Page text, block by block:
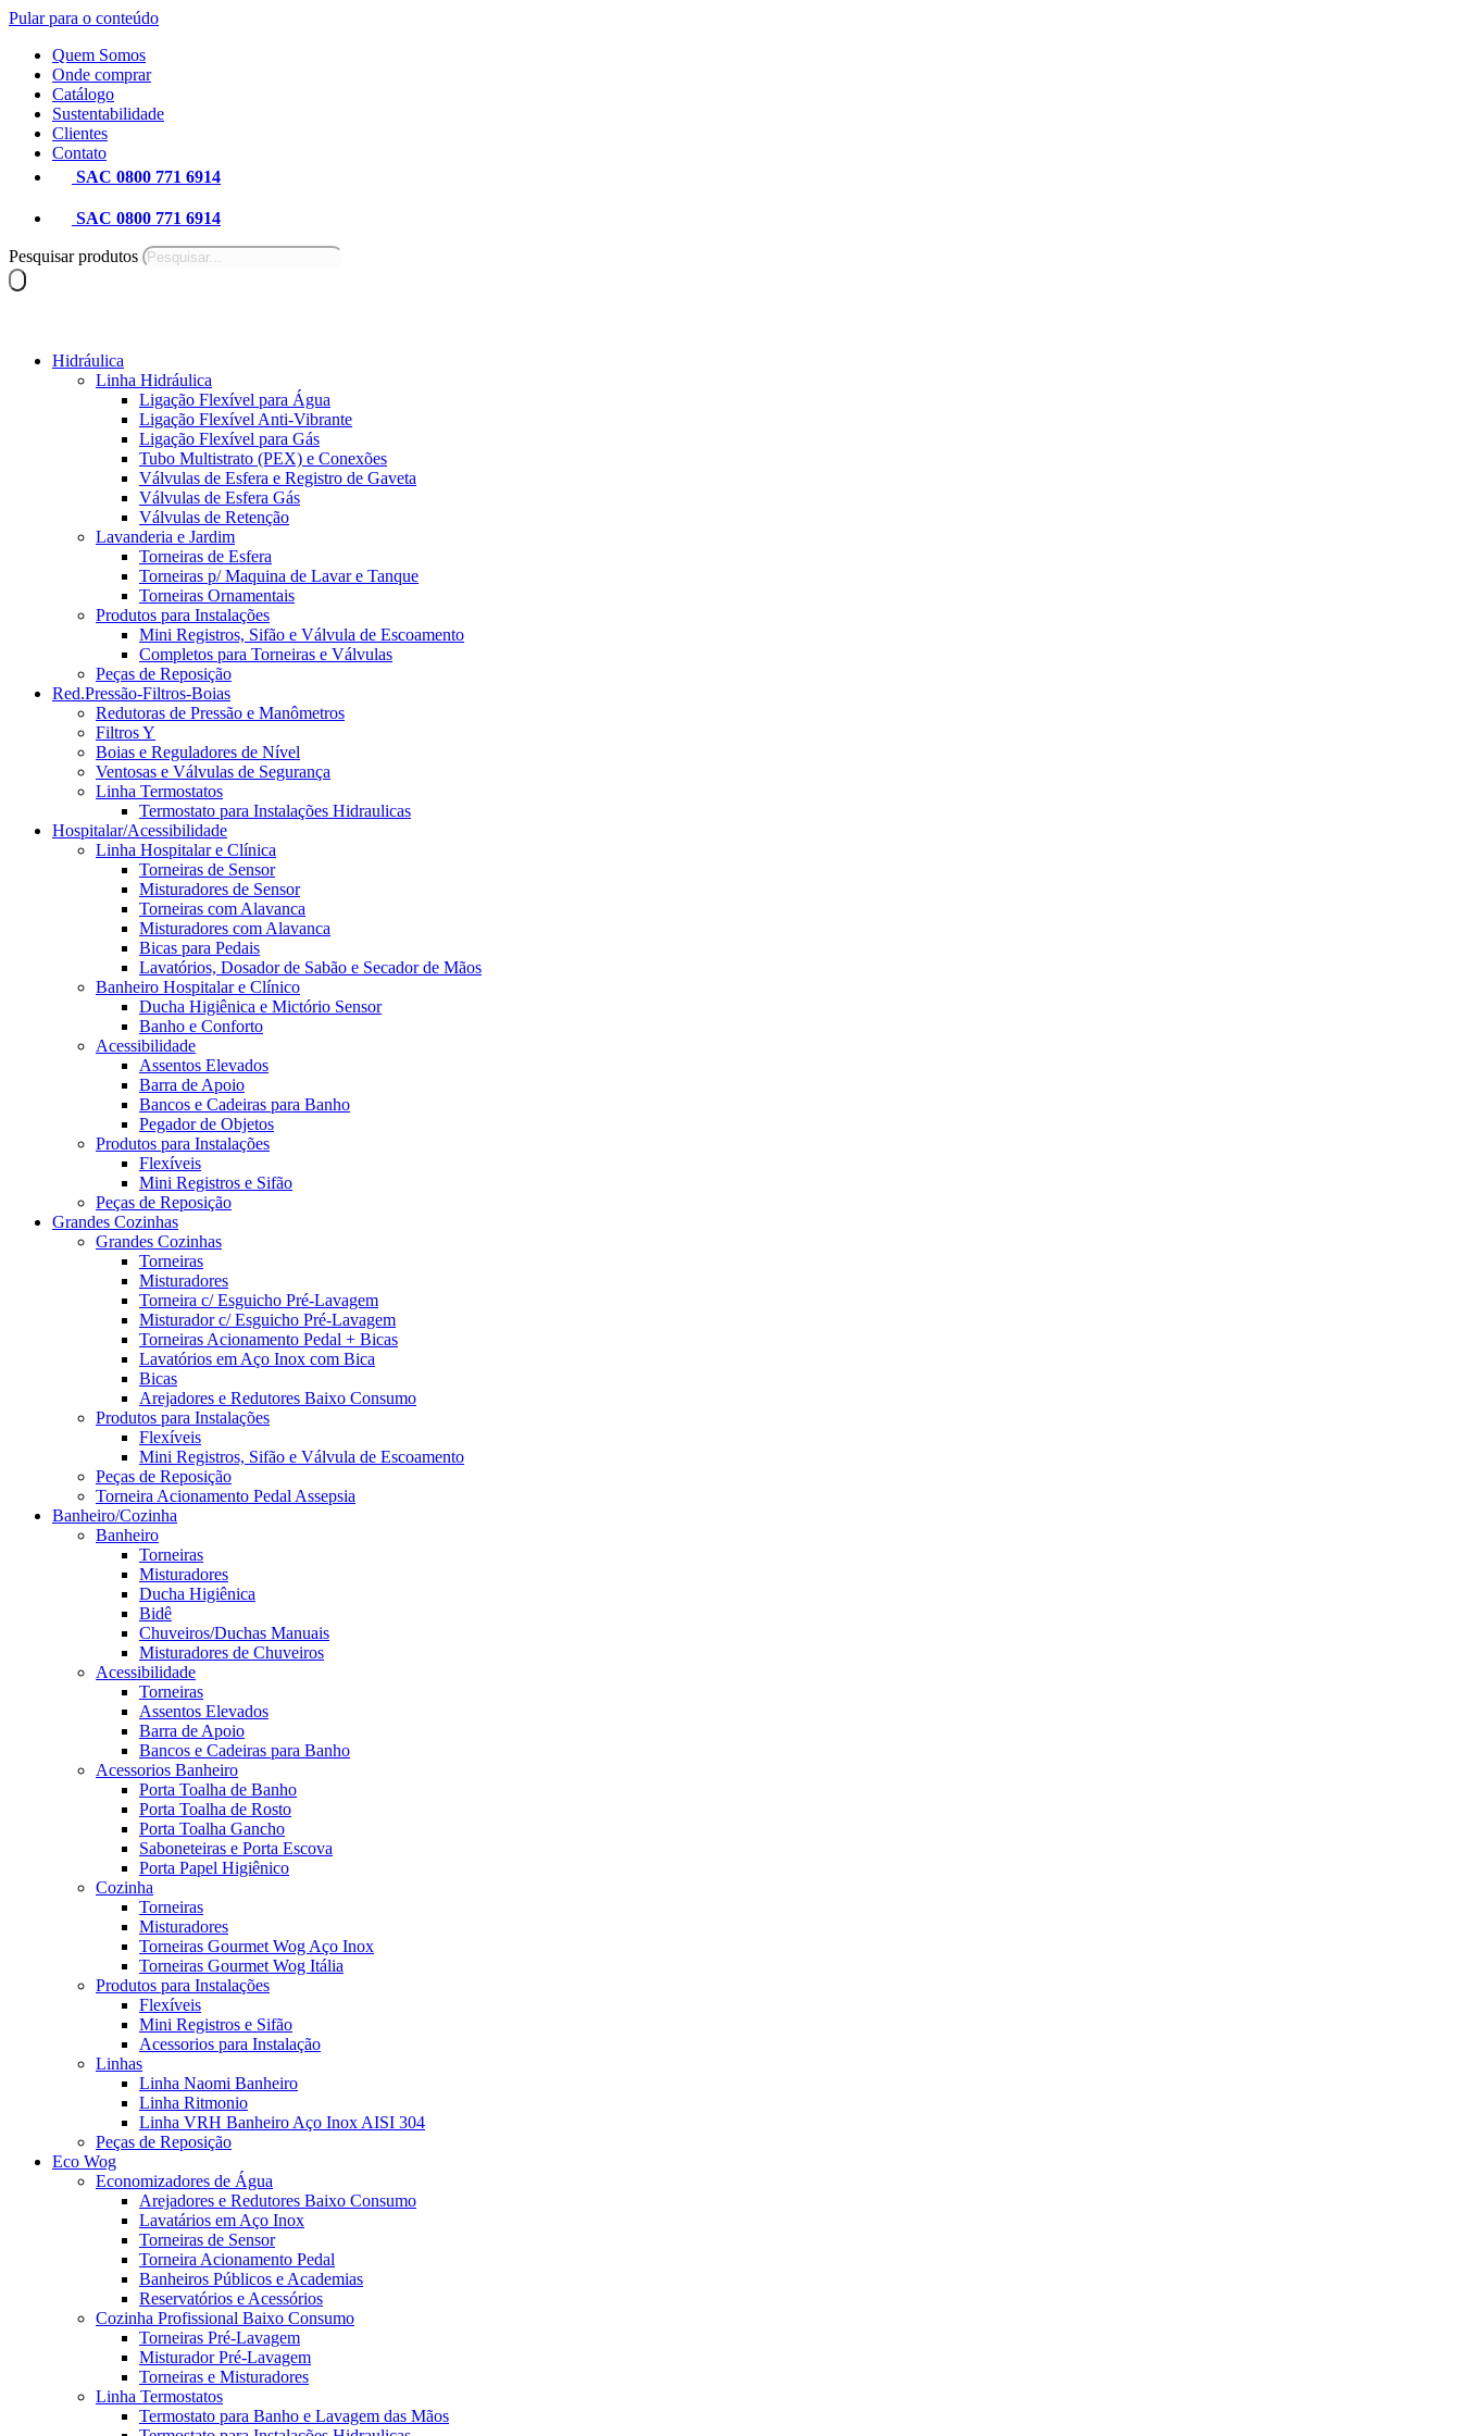
Pular para o conteúdo
Quem Somos
Onde comprar
Catálogo
Sustentabilidade
Clientes
Contato
SAC 0800 771 6914
SAC 0800 771 6914
Pesquisar produtos
Hidráulica
Linha Hidráulica
Ligação Flexível para Água
Ligação Flexível Anti-Vibrante
Ligação Flexível para Gás
Tubo Multistrato (PEX) e Conexões
Válvulas de Esfera e Registro de Gaveta
Válvulas de Esfera Gás
Válvulas de Retenção
Lavanderia e Jardim
Torneiras de Esfera
Torneiras p/ Maquina de Lavar e Tanque
Torneiras Ornamentais
Produtos para Instalações
Mini Registros, Sifão e Válvula de Escoamento
Completos para Torneiras e Válvulas
Peças de Reposição
Red.Pressão-Filtros-Boias
Redutoras de Pressão e Manômetros
Filtros Y
Boias e Reguladores de Nível
Ventosas e Válvulas de Segurança
Linha Termostatos
Termostato para Instalações Hidraulicas
Hospitalar/Acessibilidade
Linha Hospitalar e Clínica
Torneiras de Sensor
Misturadores de Sensor
Torneiras com Alavanca
Misturadores com Alavanca
Bicas para Pedais
Lavatórios, Dosador de Sabão e Secador de Mãos
Banheiro Hospitalar e Clínico
Ducha Higiênica e Mictório Sensor
Banho e Conforto
Acessibilidade
Assentos Elevados
Barra de Apoio
Bancos e Cadeiras para Banho
Pegador de Objetos
Produtos para Instalações
Flexíveis
Mini Registros e Sifão
Peças de Reposição
Grandes Cozinhas
Grandes Cozinhas
Torneiras
Misturadores
Torneira c/ Esguicho Pré-Lavagem
Misturador c/ Esguicho Pré-Lavagem
Torneiras Acionamento Pedal + Bicas
Lavatórios em Aço Inox com Bica
Bicas
Arejadores e Redutores Baixo Consumo
Produtos para Instalações
Flexíveis
Mini Registros, Sifão e Válvula de Escoamento
Peças de Reposição
Torneira Acionamento Pedal Assepsia
Banheiro/Cozinha
Banheiro
Torneiras
Misturadores
Ducha Higiênica
Bidê
Chuveiros/Duchas Manuais
Misturadores de Chuveiros
Acessibilidade
Torneiras
Assentos Elevados
Barra de Apoio
Bancos e Cadeiras para Banho
Acessorios Banheiro
Porta Toalha de Banho
Porta Toalha de Rosto
Porta Toalha Gancho
Saboneteiras e Porta Escova
Porta Papel Higiênico
Cozinha
Torneiras
Misturadores
Torneiras Gourmet Wog Aço Inox
Torneiras Gourmet Wog Itália
Produtos para Instalações
Flexíveis
Mini Registros e Sifão
Acessorios para Instalação
Linhas
Linha Naomi Banheiro
Linha Ritmonio
Linha VRH Banheiro Aço Inox AISI 304
Peças de Reposição
Eco Wog
Economizadores de Água
Arejadores e Redutores Baixo Consumo
Lavatários em Aço Inox
Torneiras de Sensor
Torneira Acionamento Pedal
Banheiros Públicos e Academias
Reservatórios e Acessórios
Cozinha Profissional Baixo Consumo
Torneiras Pré-Lavagem
Misturador Pré-Lavagem
Torneiras e Misturadores
Linha Termostatos
Termostato para Banho e Lavagem das Mãos